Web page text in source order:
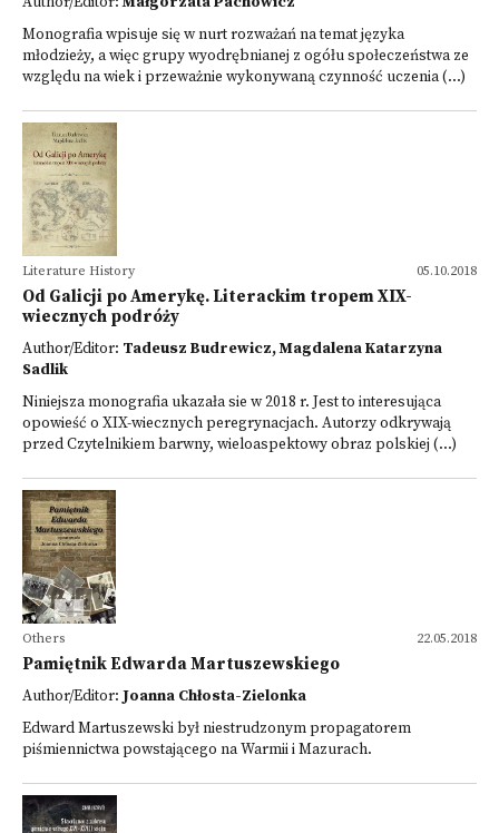
Monografia wpisuje się w nurt rozważań na temat języka
młodzieży, a więc grupy wyodrębnianej z ogółu społeczeństwa ze
względu na wiek i przeważnie wykonywaną czynność uczenia (...)
05.10.2018
Literature History
Od Galicji po Amerykę. Literackim tropem XIX-
wiecznych podróży
Author/Editor: Tadeusz Budrewicz, Magdalena Katarzyna
Sadlik
Niniejsza monografia ukazała sie w 2018 r. Jest to interesująca
opowieść o XIX-wiecznych peregrynacjach. Autorzy odkrywają
przed Czytelnikiem barwny, wieloaspektowy obraz polskiej (...)
22.05.2018
Others
Pamiętnik Edwarda Martuszewskiego
Author/Editor: Joanna Chłosta-Zielonka
Edward Martuszewski był niestrudzonym propagatorem
piśmiennictwa powstającego na Warmii i Mazurach.